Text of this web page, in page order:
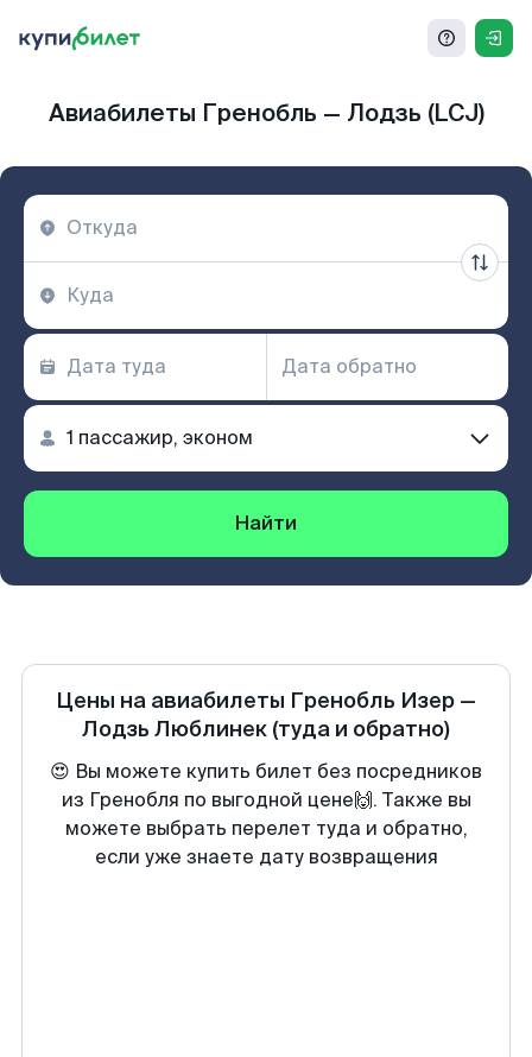
Авиабилеты Гренобль — Лодзь (LCJ)
Найти
Цены на авиабилеты Гренобль Изер —
Лодзь Люблинек (туда и обратно)
😍 Вы можете купить билет без посредников
из Гренобля по выгодной цене🙌. Также вы
можете выбрать перелет туда и обратно,
если уже знаете дату возвращения